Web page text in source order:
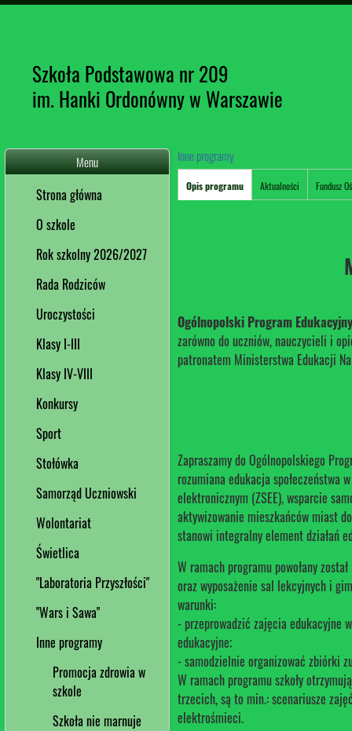
Szkoła Podstawowa nr 209
im. Hanki Ordonówny w Warszawie
Menu
Strona główna
O szkole
Rok szkolny 2026/2027
Rada Rodziców
Uroczystości
Klasy I-III
Klasy IV-VIII
Konkursy
Sport
Stołówka
Samorząd Uczniowski
Wolontariat
Świetlica
"Laboratoria Przyszłości"
"Wars i Sawa"
Inne programy
Promocja zdrowia w
szkole
Szkoła nie marnuje
Inne programy
Opis programu Aktualności Fundusz
Ogólnopolski Program
zarówno do uczniów, nauczycieli i
patronatem Ministerstwa Edukacji
Zapraszamy do Ogólnopolskiego
rozumiana edukacja społeczeństwa
elektronicznym (ZSEE), wsparcie
aktywizowanie mieszkańców miast
stanowi integralny element działań
W ramach programu powołany
oraz wyposażenie sal lekcyjnych i
warunki:
- przeprowadzić zajęcia edukacyjne
edukacyjne;
- samodzielnie organizować zbiórki
W ramach programu szkoły
trzecich, są to min.: scenariusze
elektrośmieci.